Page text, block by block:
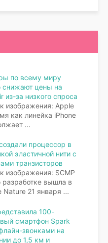
по всему миру
снижают цены на
из-за низкого спроса
изображения: Apple
как линейка iPhone
...
процессор в
эластичной нити с
транзисторов
изображения: SCMP
разработке вышла в
Nature 21 января ...
100-
смартфон Spark
звонками на
до 1,5 км и